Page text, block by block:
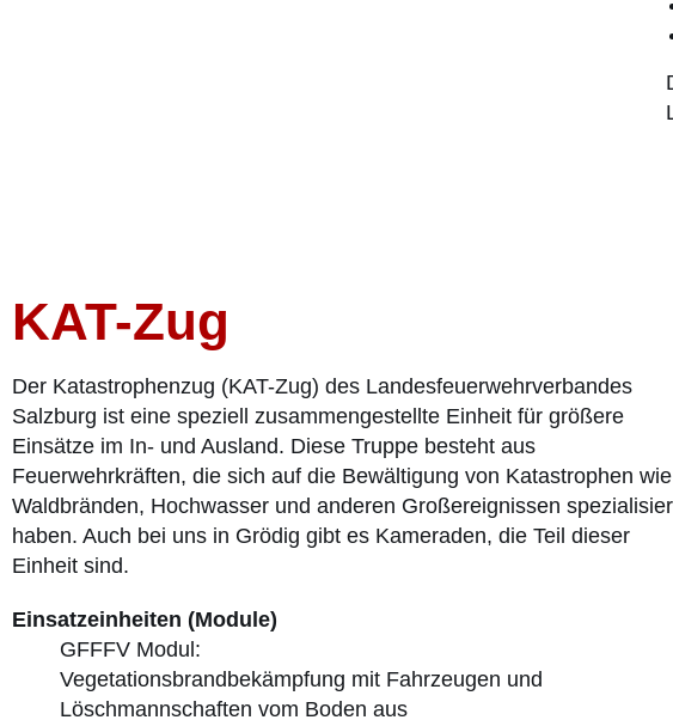
KAT-Zug
Der Katastrophenzug (KAT-Zug) des Landesfeuerwehrverbandes
Salzburg ist eine speziell zusammengestellte Einheit für größere
Einsätze im In- und Ausland. Diese Truppe besteht aus
Feuerwehrkräften, die sich auf die Bewältigung von Katastrophen wie
Waldbränden, Hochwasser und anderen Großereignissen
haben. Auch bei uns in Grödig gibt es Kameraden, die Teil dieser
Einheit sind.
Einsatzeinheiten (Module)
GFFFV Modul:
Vegetationsbrandbekämpfung mit Fahrzeugen und
Löschmannschaften vom Boden aus